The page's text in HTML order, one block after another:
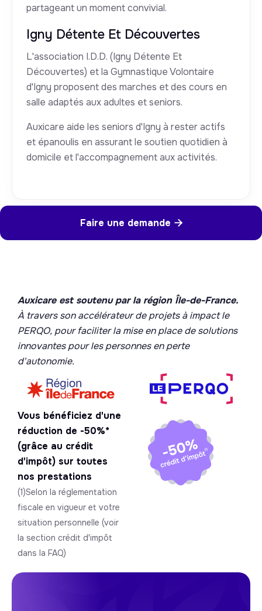
partageant un moment convivial.
Igny Détente Et Découvertes
L'association I.D.D. (Igny Détente Et
Découvertes) et la Gymnastique Volontaire
d'Igny proposent des marches et des cours en
salle adaptés aux adultes et seniors.
Auxicare aide les seniors d'Igny à rester actifs
et épanoulis en assurant le soutien quotidien à
domicile et l'accompagnement aux activités.
Faire une demande 
Auxicare est soutenu par la région Île-de-France.
À travers son accélérateur de projets à impact le
PERQO, pour faciliter la mise en place de solutions
innovantes pour les personnes en perte
d'autonomie.
Vous bénéficiez d'une
réduction de -50%*
(grâce au crédit
d'impôt) sur toutes
nos prestations
(1)Selon la réglementation
fiscale en vigueur et votre
situation personnelle (voir
la section crédit d'impôt
dans la FAQ)